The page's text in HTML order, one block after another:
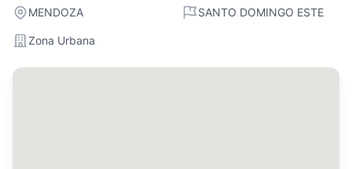
MENDOZA SANTO DOMINGO ESTE
Zona Urbana